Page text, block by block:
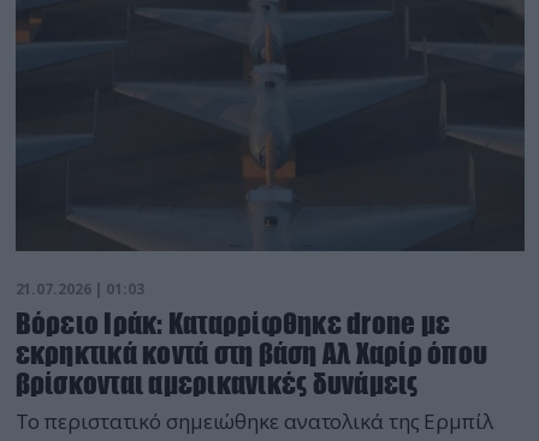
21.07.2026 | 01:03
Βόρειο Ιράκ: Καταρρίφθηκε drone με
εκρηκτικά κοντά στη βάση Αλ Χαρίρ όπου
βρίσκονται αμερικανικές δυνάμεις
Το περιστατικό σημειώθηκε ανατολικά της Ερμπίλ